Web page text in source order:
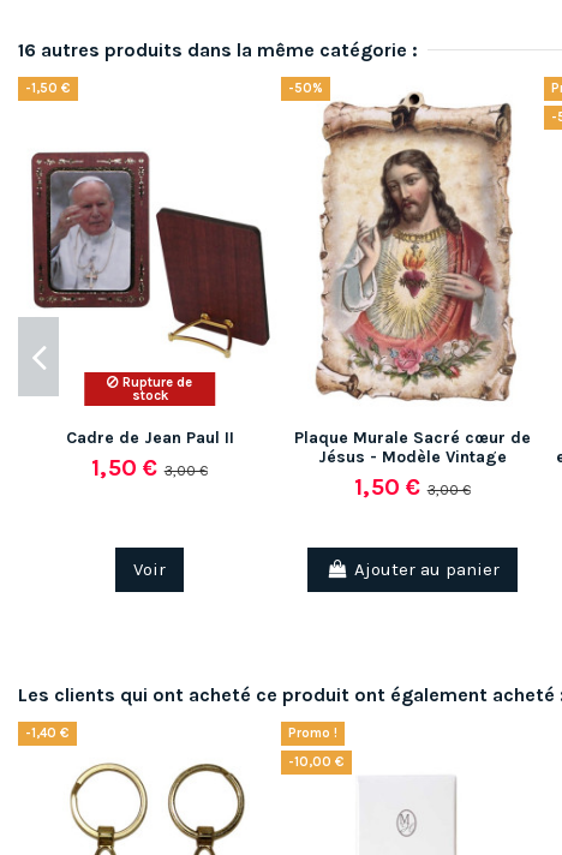
16 autres produits dans la même catégorie :
-1,50 €
Rupture de
stock
Cadre de Jean Paul II
1,50 €3,00 €
Voir
-50%
Plaque Murale Sacré cœur de
Jésus - Modèle Vintage
1,50 €3,00 €
Ajouter au panier
-
Les clients qui ont acheté ce produit ont également acheté
-1,40 €
Promo !
-10,00 €